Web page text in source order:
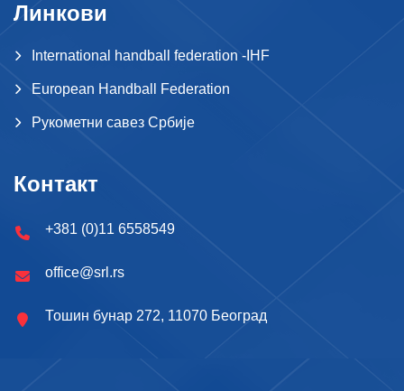
Линкови
International handball federation -IHF
European Handball Federation
Рукометни савез Србије
Контакт
+381 (0)11 6558549
office@srl.rs
Тошин бунар 272, 11070 Београд